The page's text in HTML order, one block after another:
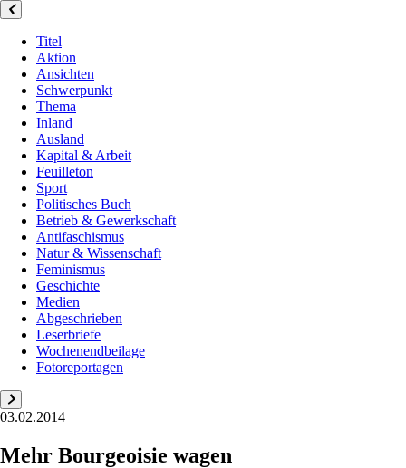
Titel
Aktion
Ansichten
Schwerpunkt
Thema
Inland
Ausland
Kapital & Arbeit
Feuilleton
Sport
Politisches Buch
Betrieb & Gewerkschaft
Antifaschismus
Natur & Wissenschaft
Feminismus
Geschichte
Medien
Abgeschrieben
Leserbriefe
Wochenendbeilage
Fotoreportagen
03.02.2014
Mehr Bourgeoisie wagen